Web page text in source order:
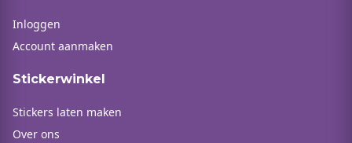
Inloggen
Account aanmaken
Stickerwinkel
Stickers laten maken
Over ons